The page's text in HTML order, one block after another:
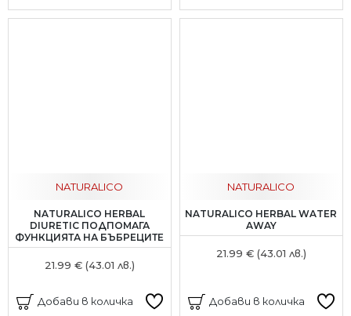
NATURALICO
NATURALICO HERBAL
DIURETIC ПОДПОМАГА
ФУНКЦИЯТА НА БЪБРЕЦИТЕ
21.99 € (43.01 лв.)
Добави в количка
NATURALICO
NATURALICO HERBAL WATER
AWAY
21.99 € (43.01 лв.)
Добави в количка